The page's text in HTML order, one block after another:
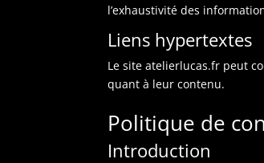
l’exhaustivité des
Liens hypertextes
Le site atelierlucas.fr peut
quant à leur contenu.
Politique de
Introduction